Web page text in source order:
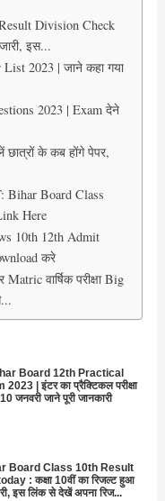
Division Check
इस...
List 2023 | जाने कहा गया
2023 | Exam देने
के कब होंगे पेपर,
Bihar Board Class
Here
10th 12th Admit
करे
वार्षिक परीक्षा Big
Board 12th Practical
2023 | इंटर का प्रैक्टिकल परीक्षा
10 जनवरी जाने पूरी जानकारी
Board Class 10th Result
: कक्षा 10वीं का रिजल्ट हुआ
इस लिंक से देखें अपना रिज...